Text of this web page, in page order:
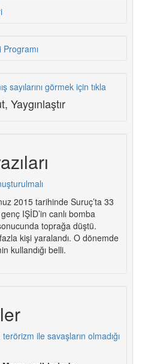
Yaygınlaştır
2015 tarihinde Suruç’ta 33
IŞİD’in canlı bomba
sonucunda toprağa düştü.
kişi yaralandı. O dönemde
kullandığı belli.
ile savaşların olmadığı